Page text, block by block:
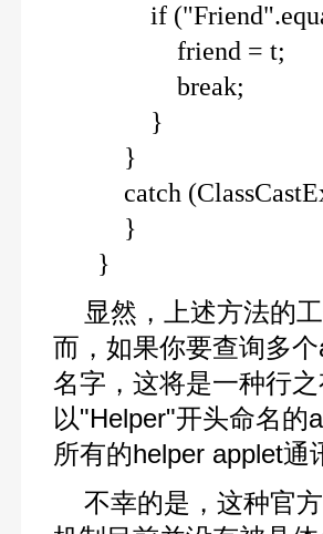
if
friend = t;
break;
}
}
catch
}
}
显然，上述方法的工
而，如果你要查询多
名字，这将是一种行
以"Helper­"开头命名的
所有的helper applet通
不幸的是，这种官方